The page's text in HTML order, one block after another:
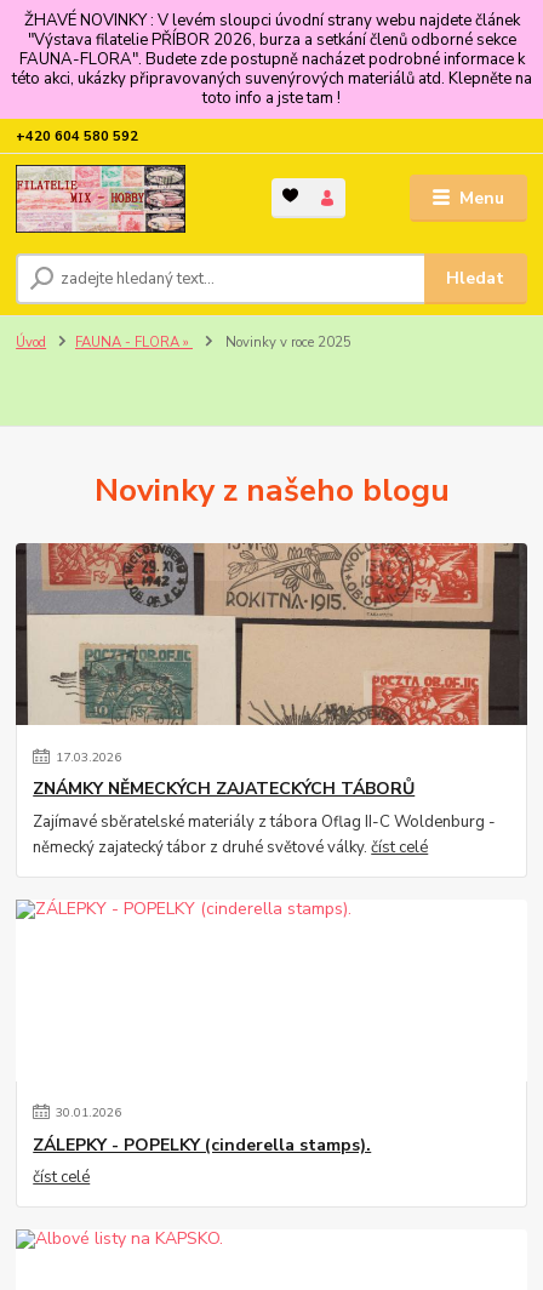
ŽHAVÉ NOVINKY : V levém sloupci úvodní strany webu najdete článek
"Výstava filatelie PŘÍBOR 2026, burza a setkání členů odborné sekce
FAUNA-FLORA". Budete zde postupně nacházet podrobné informace k
této akci, ukázky připravovaných suvenýrových materiálů atd. Klepněte na
toto info a jste tam !
Menu
Hledat
+420 604 580 592
Úvod FAUNA - FLORA » Novinky v roce 2025
Novinky z našeho blogu
17.03.2026
ZNÁMKY NĚMECKÝCH ZAJATECKÝCH TÁBORŮ
Zajímavé sběratelské materiály z tábora Oflag II-C Woldenburg -
německý zajatecký tábor z druhé světové války.číst celé
30.01.2026
ZÁLEPKY - POPELKY (cinderella stamps).
číst celé